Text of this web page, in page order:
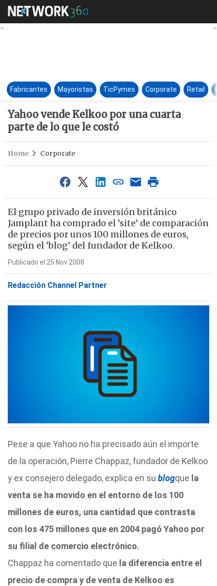
Yahoo vende Kelkoo por una
Fabricantes Mayoristas TicPymes Corporate Retail
Yahoo vende Kelkoo por una cuarta
parte de lo que le costó
Home Corporate
El grupo privado de inversión británico
Jamplant ha comprado el ‘site’ de comparación
de precios por unos 100 millones de euros,
según el ‘blog’ del fundador de Kelkoo.
Publicado el 25 Nov 2008
Redacción Channel Partner
Pese a que Yahoo no ha precisado aún el importe
de la operación, Pierre Chappaz, fundador de Kelkoo
y ex consejero delegado, explica en su blogque la
venta se ha movido en el entorno de los 100
millones de euros, una cantidad que contrasta
con los 475 millones que en 2004 pagó Yahoo por
su filial de comercio electrónico.
Chappaz ha comentado que la diferencia entre el
precio de compra y de venta de Kelkoo es